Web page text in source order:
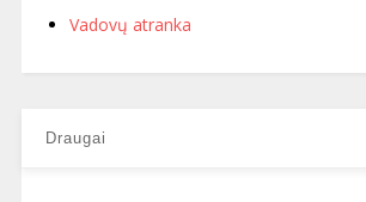
Vadovų atranka
Draugai